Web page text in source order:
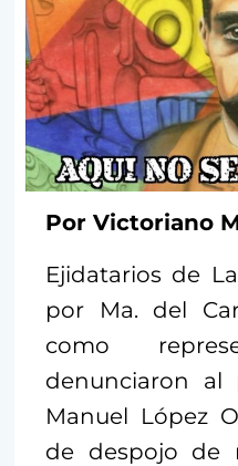
Por Victoriano
Ejidatarios de
por Ma. del
como
denunciaron al
Manuel López
de despojo de